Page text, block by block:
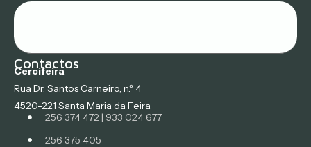
Contactos
Cercifeira
Rua Dr. Santos Carneiro, n.º 4
4520-221 Santa Maria da Feira
256 374 472 | 933 024 677
256 375 405